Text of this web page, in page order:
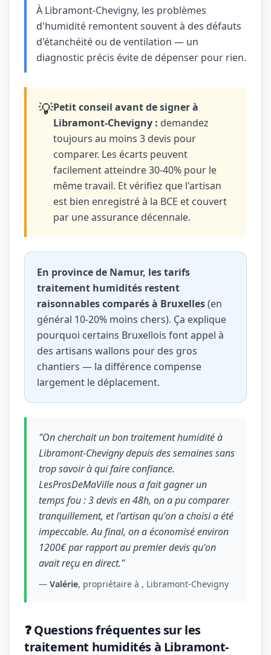
À Libramont-Chevigny, les problèmes
d'humidité remontent souvent à des défauts
d'étanchéité ou de ventilation — un
diagnostic précis évite de dépenser pour rien.
💡Petit conseil avant de signer à
Libramont-Chevigny : demandez
toujours au moins 3 devis pour
comparer. Les écarts peuvent
facilement atteindre 30-40% pour le
même travail. Et vérifiez que l'artisan
est bien enregistré à la BCE et couvert
par une assurance décennale.
En province de Namur, les tarifs
traitement humidités restent
raisonnables comparés à Bruxelles(en
général 10-20% moins chers). Ça explique
pourquoi certains Bruxellois font appel à
des artisans wallons pour des gros
chantiers — la différence compense
largement le déplacement.
"On cherchait un bon traitement humidité à
Libramont-Chevigny depuis des semaines sans
trop savoir à qui faire confiance.
LesProsDeMaVille nous a fait gagner un
temps fou : 3 devis en 48h, on a pu comparer
tranquillement, et l'artisan qu'on a choisi a été
impeccable. Au final, on a économisé environ
1200€ par rapport au premier devis qu'on
avait reçu en direct."
— Valérie, propriétaire à , Libramont-Chevigny
❓ Questions fréquentes sur les
traitement humidités à Libramont-